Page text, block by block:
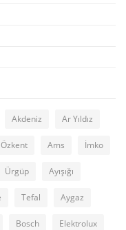
Akdeniz Ar Yıldız
Özkent Ams İmko
Ürgüp Ayışığı
Tefal Aygaz
Bosch Elektrolux